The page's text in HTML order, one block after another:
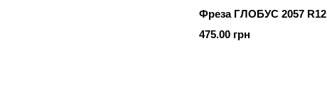
Фреза ГЛОБУС 2057 R12
475.00 грн